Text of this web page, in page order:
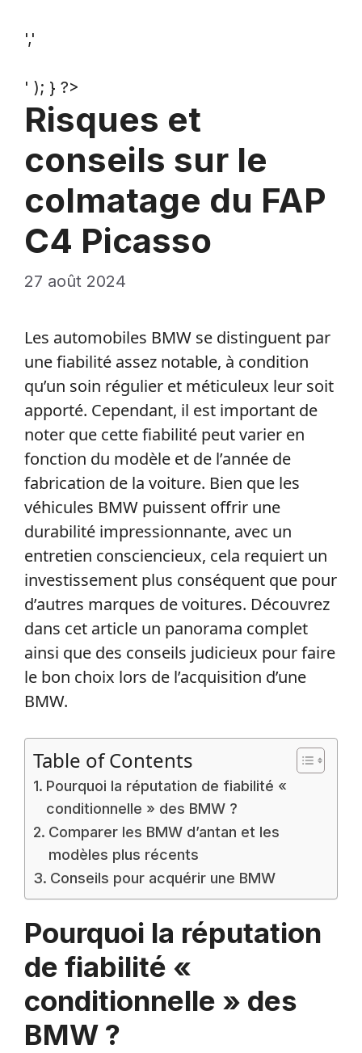
','
' ); } ?>
Risques et
conseils sur le
colmatage du FAP
C4 Picasso
27 août 2024
Les automobiles BMW se distinguent par
une fiabilité assez notable, à condition
qu’un soin régulier et méticuleux leur soit
apporté. Cependant, il est important de
noter que cette fiabilité peut varier en
fonction du modèle et de l’année de
fabrication de la voiture. Bien que les
véhicules BMW puissent offrir une
durabilité impressionnante, avec un
entretien consciencieux, cela requiert un
investissement plus conséquent que pour
d’autres marques de voitures. Découvrez
dans cet article un panorama complet
ainsi que des conseils judicieux pour faire
le bon choix lors de l’acquisition d’une
BMW.
Table of Contents
Pourquoi la réputation de fiabilité «
conditionnelle » des BMW ?
Comparer les BMW d’antan et les
modèles plus récents
Conseils pour acquérir une BMW
Pourquoi la réputation
de fiabilité «
conditionnelle » des
BMW ?